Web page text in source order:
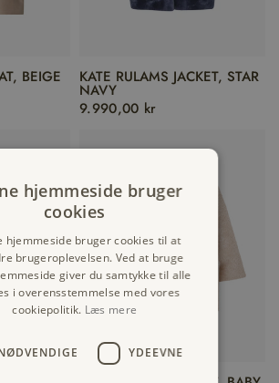
BEIGE
KATE RULAMS JACKET, STAR
NAVY
9.990,00 kr
hjemmeside bruger
cookies
hjemmeside bruger cookies til at
brugeroplevelsen. Ved at bruge
giver du samtykke til alle
i overensstemmelse med vores
cookiepolitik. Læs mere
YDEEVNE